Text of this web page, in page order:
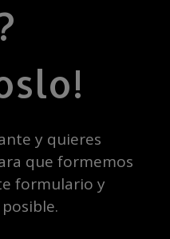
y quieres
que formemos
formulario y